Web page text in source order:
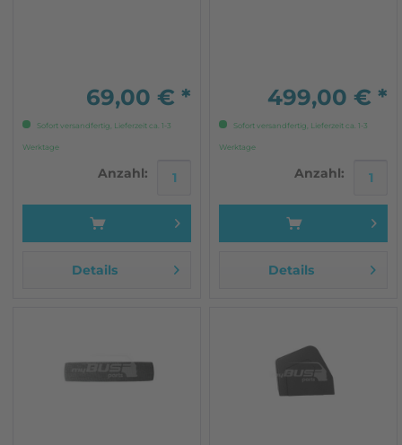
69,00 € *
Sofort versandfertig, Lieferzeit ca. 1-3
Werktage
Anzahl:
Details
499,00 € *
Sofort versandfertig, Lieferzeit ca. 1-3
Werktage
Anzahl:
Details